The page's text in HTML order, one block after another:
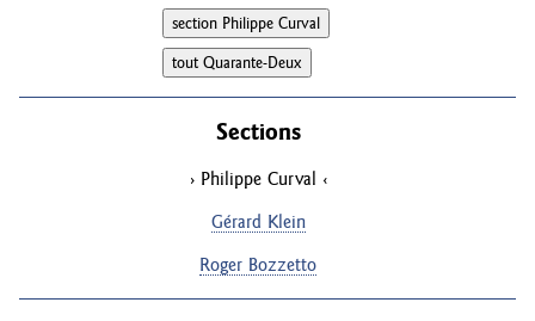
Sections
Philippe Curval
Gérard Klein
Roger Bozzetto